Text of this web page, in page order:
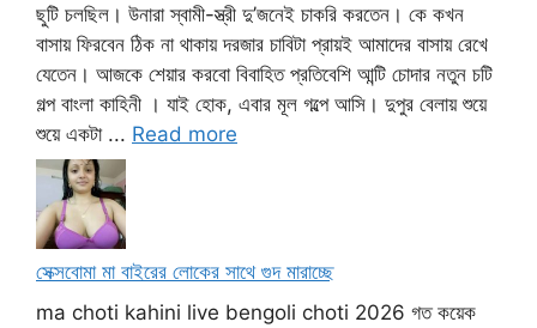
ছুটি চলছিল। উনারা স্বামী-স্ত্রী দু’জনেই চাকরি করতেন। কে কখন
বাসায় ফিরবেন ঠিক না থাকায় দরজার চাবিটা প্রায়ই আমাদের বাসায় রেখে
যেতেন। আজকে শেয়ার করবো বিবাহিত প্রতিবেশি আন্টি চোদার নতুন চটি
গল্প বাংলা কাহিনী । যাই হোক, এবার মূল গল্পে আসি। দুপুর বেলায় শুয়ে
শুয়ে একটা ... Read more
সেক্সবোমা মা বাইরের লোকের সাথে গুদ মারাচ্ছে
ma choti kahini live bengoli choti 2026 গত কয়েক